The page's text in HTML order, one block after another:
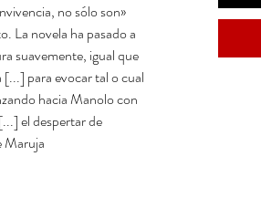
no sólo son
La novela ha pasado a
suavemente, igual que
para evocar tal o cual
hacia Manolo con
el despertar de